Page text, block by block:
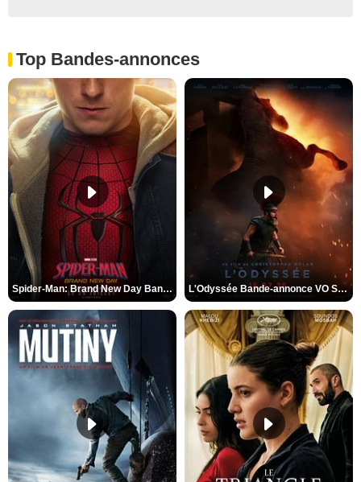
Top Bandes-annonces
Spider-Man: Brand New Day Bande-annonce VO STFR L'Odyssée Bande-annonce VO STFR